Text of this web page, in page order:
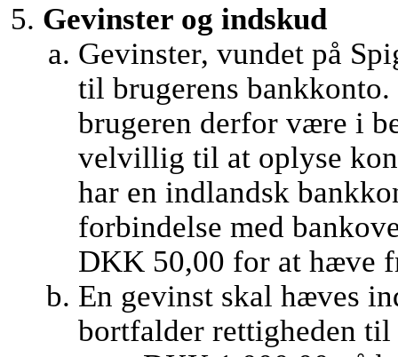
Gevinster og indskud
Gevinster, vundet på
til brugerens
brugeren derfor være i
velvillig til at oplyse
har en indlandsk
forbindelse med
DKK 50,00 for at hæve
En gevinst skal hæves
bortfalder rettigheden til